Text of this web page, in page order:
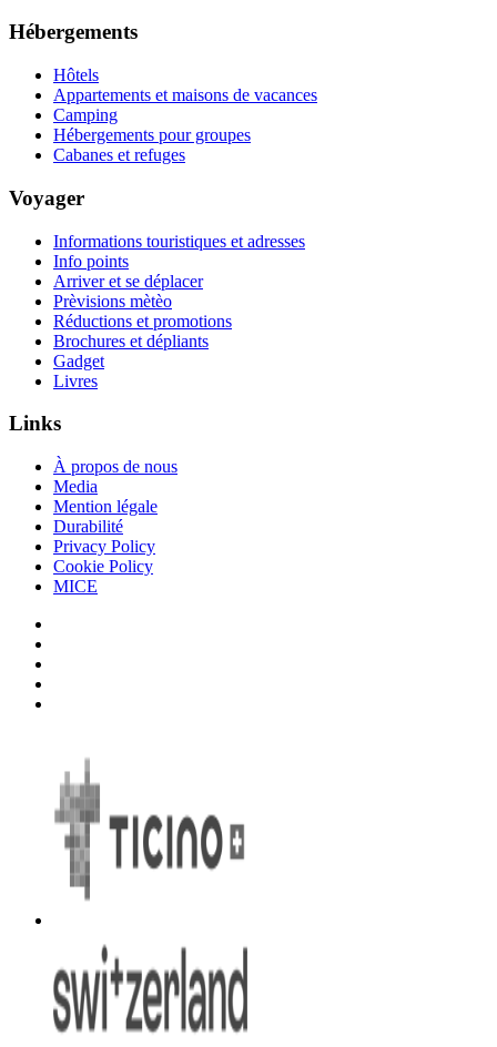
Hébergements
Hôtels
Appartements et maisons de vacances
Camping
Hébergements pour groupes
Cabanes et refuges
Voyager
Informations touristiques et adresses
Info points
Arriver et se déplacer
Prèvisions mètèo
Réductions et promotions
Brochures et dépliants
Gadget
Livres
Links
À propos de nous
Media
Mention légale
Durabilité
Privacy Policy
Cookie Policy
MICE